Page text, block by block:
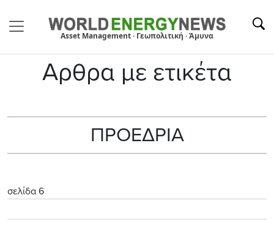
Asset Management · Γεωπολιτική · Άμυνα
Αρθρα με ετικέτα
ΠΡΟΕΔΡΙΑ
σελίδα 6